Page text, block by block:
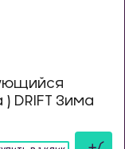
DRIFT Зима